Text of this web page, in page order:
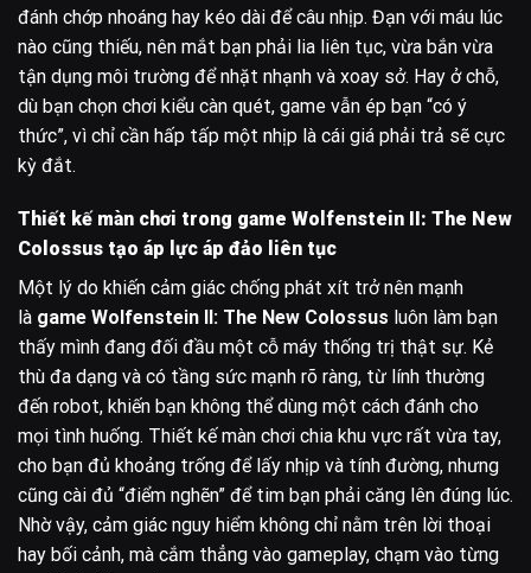
đánh chớp nhoáng hay kéo dài để câu nhịp. Đạn với máu lúc
nào cũng thiếu, nên mắt bạn phải lia liên tục, vừa bắn vừa
tận dụng môi trường để nhặt nhạnh và xoay sở. Hay ở chỗ,
dù bạn chọn chơi kiểu càn quét, game vẫn ép bạn “có ý
thức”, vì chỉ cần hấp tấp một nhịp là cái giá phải trả sẽ cực
kỳ đắt.
Thiết kế màn chơi trong game Wolfenstein II: The New
Colossus tạo áp lực áp đảo liên tục
Một lý do khiến cảm giác chống phát xít trở nên mạnh
là game Wolfenstein II: The New Colossus luôn làm bạn
thấy mình đang đối đầu một cỗ máy thống trị thật sự. Kẻ
thù đa dạng và có tầng sức mạnh rõ ràng, từ lính thường
đến robot, khiến bạn không thể dùng một cách đánh cho
mọi tình huống. Thiết kế màn chơi chia khu vực rất vừa tay,
cho bạn đủ khoảng trống để lấy nhịp và tính đường, nhưng
cũng cài đủ “điểm nghẽn” để tim bạn phải căng lên đúng lúc.
Nhờ vậy, cảm giác nguy hiểm không chỉ nằm trên lời thoại
hay bối cảnh, mà cắm thẳng vào gameplay, chạm vào từng